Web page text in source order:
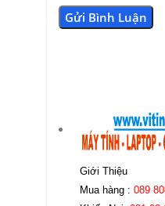
Giới Thiệu
Mua hàng : 089